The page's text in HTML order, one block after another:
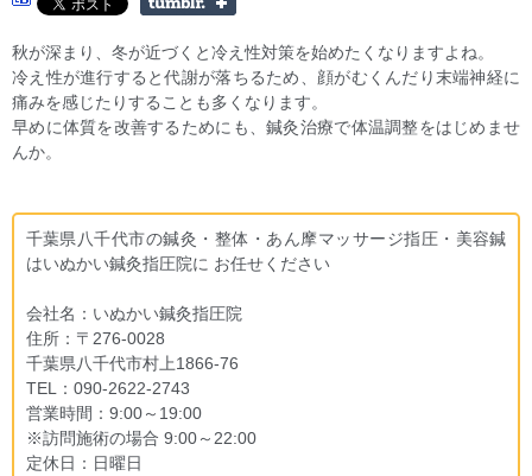
秋が深まり、冬が近づくと冷え性対策を始めたくなりますよね。
冷え性が進行すると代謝が落ちるため、顔がむくんだり末端神経に
痛みを感じたりすることも多くなります。
早めに体質を改善するためにも、鍼灸治療で体温調整をはじめませ
んか。
千葉県八千代市の鍼灸・整体・あん摩マッサージ指圧・美容鍼
はいぬかい鍼灸指圧院に お任せください
会社名：いぬかい鍼灸指圧院
住所：〒276-0028
千葉県八千代市村上1866-76
TEL：090-2622-2743
営業時間：9:00～19:00
※訪問施術の場合 9:00～22:00
定休日：日曜日